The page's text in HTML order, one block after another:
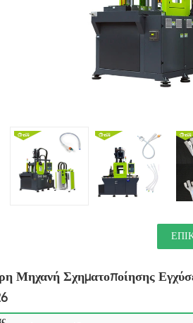
Μηχανή Σχηματοποίησης